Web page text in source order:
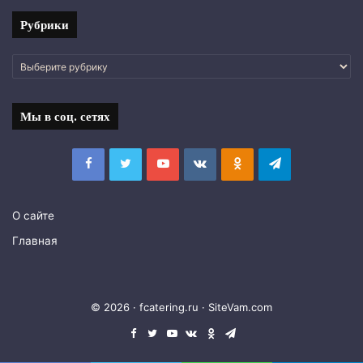
Рубрики
Рубрики
Мы в соц. сетях
FacebookTwitterYouTubevk.comОдноклассники
Telegram
О сайте
Главная
© 2026 · fcatering.ru · SiteVam.com
Facebook
TwitterYouTubevk.comОдноклассники
Telegram